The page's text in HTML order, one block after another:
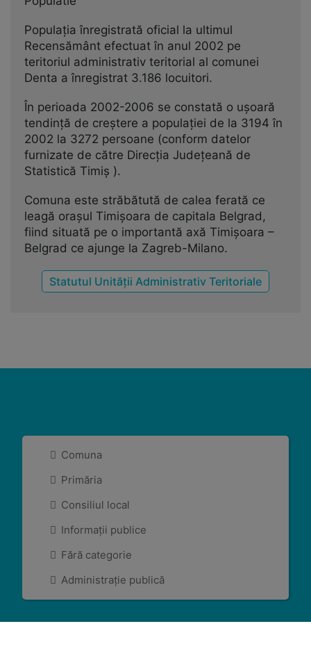
Populaţia înregistrată oficial la ultimul
Recensământ efectuat în anul 2002 pe
teritoriul administrativ teritorial al comunei
Denta a înregistrat 3.186 locuitori.
În perioada 2002-2006 se constată o uşoară
tendinţă de creştere a populaţiei de la 3194 în
2002 la 3272 persoane (conform datelor
furnizate de către Direcţia Judeţeană de
Statistică Timiş ).
Comuna este străbătută de calea ferată ce
leagă oraşul Timişoara de capitala Belgrad,
fiind situată pe o importantă axă Timişoara –
Belgrad ce ajunge la Zagreb-Milano.
Statutul Unității Administrativ Teritoriale
Comuna
Primăria
Consiliul local
Informații publice
Fără categorie
Administrație publică